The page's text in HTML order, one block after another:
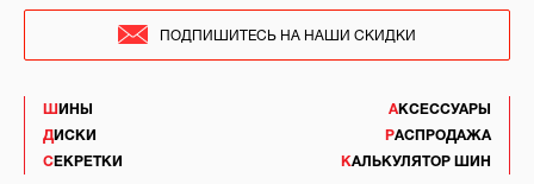
ШИНЫ
ДИСКИ
СЕКРЕТКИ
АКСЕССУАРЫ
РАСПРОДАЖА
КАЛЬКУЛЯТОР ШИН
ПОДПИШИТЕСЬ НА НАШИ СКИДКИ